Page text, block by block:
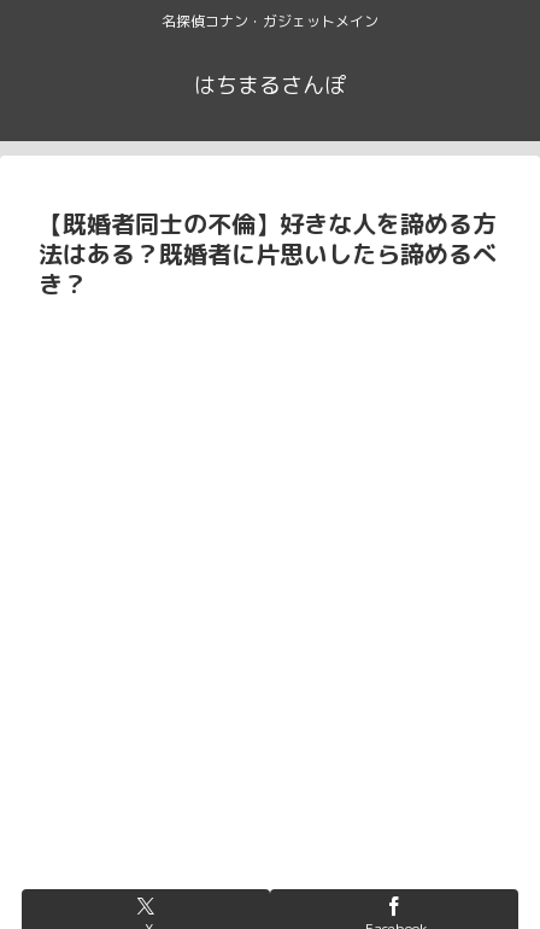
名探偵コナン・ガジェットメイン
はちまるさんぽ
【既婚者同士の不倫】好きな人を諦める方
法はある？既婚者に片思いしたら諦めるべ
き？